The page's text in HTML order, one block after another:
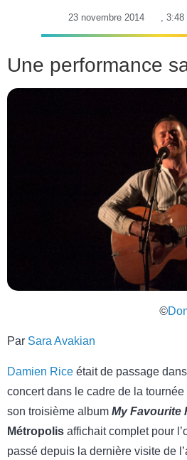
23 novembre 2014 , 3:48
Une performance
©
Par Sara Avakian
Damien Rice était de passage
concert dans le cadre de la
son troisième album My Favourite
Métropolis affichait complet pour
passé depuis la dernière visite de